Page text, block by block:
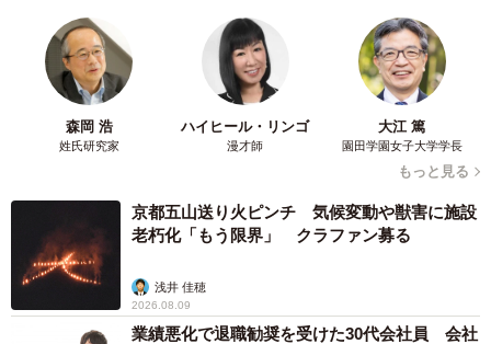
また日本のトイレとは違い、使用済みのトイレットペーパ
ーを水に流せません。日本では当たり前のように水に流す
ので、無意識でトイレットペーパーを便器に流そうとして
しまいます。特に韓国・カンボジア・ケニア・ボリビアの4
国では、子どもが使用した際に何度か詰まらせてしまい、
修理をするのが大変でした。
森岡 浩
姓氏研究家
ハイヒール・リンゴ
漫才師
大江 篤
園田学園女子大学学長
もっと見る
京都五山送り火ピンチ 気候変動や獣害に施設
老朽化「もう限界」 クラファン募る
浅井 佳穂
2026.08.09
業績悪化で退職勧奨を受けた30代会社員 会社